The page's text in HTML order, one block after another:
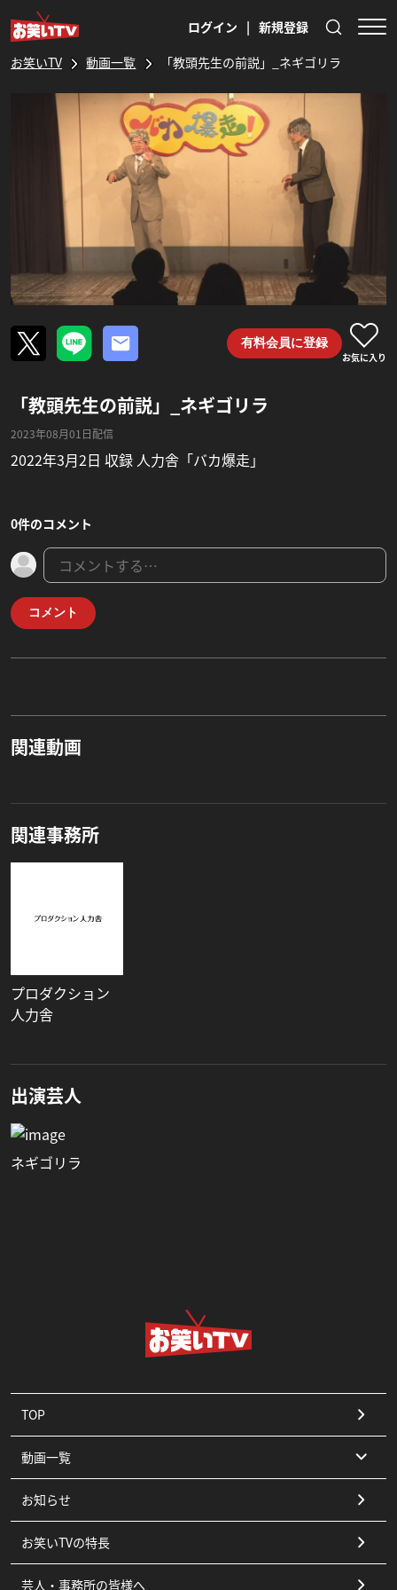
ログイン | 新規登録
お笑いTV 動画一覧 「教頭先生の前説」_ネギゴリラ
有料会員に登録
お気に入り
「教頭先生の前説」_ネギゴリラ
2023年08月01日配信
2022年3月2日 収録 人力舎「バカ爆走」
0件のコメント
コメント
関連動画
関連事務所
プロダクション
人力舎
出演芸人
ネギゴリラ
TOP
動画一覧
コント
漫才
ピン
お知らせ
お笑いTVの特長
芸人・事務所の皆様へ